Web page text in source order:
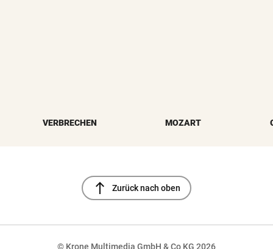
VERBRECHEN MOZART
north Zurück nach oben
© Krone Multimedia GmbH & Co KG 2026